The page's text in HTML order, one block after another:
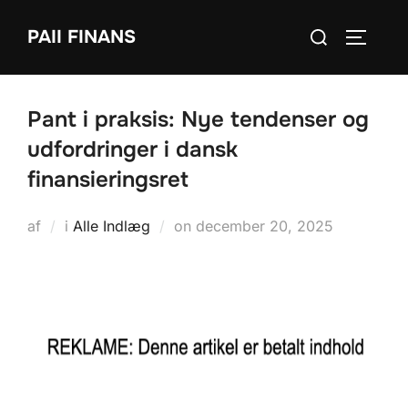
PAII FINANS
Søg
Pant i praksis: Nye tendenser og
udfordringer i dansk
finansieringsret
af i Alle Indlæg on Udgivet
december 20, 2025